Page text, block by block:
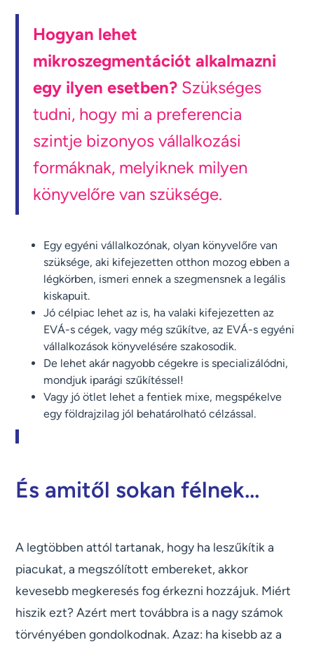
Hogyan lehet
mikroszegmentációt alkalmazni
egy ilyen esetben? Szükséges
tudni, hogy mi a preferencia
szintje bizonyos vállalkozási
formáknak, melyiknek milyen
könyvelőre van szüksége.
Egy egyéni vállalkozónak, olyan könyvelőre van
szüksége, aki kifejezetten otthon mozog ebben a
légkörben, ismeri ennek a szegmensnek a legális
kiskapuit.
Jó célpiac lehet az is, ha valaki kifejezetten az
EVÁ-s cégek, vagy még szűkítve, az EVÁ-s egyéni
vállalkozások könyvelésére szakosodik.
De lehet akár nagyobb cégekre is specializálódni,
mondjuk iparági szűkítéssel!
Vagy jó ötlet lehet a fentiek mixe, megspékelve
egy földrajzilag jól behatárolható célzással.
És amitől sokan félnek...
A legtöbben attól tartanak, hogy ha leszűkítik a
piacukat, a megszólított embereket, akkor
kevesebb megkeresés fog érkezni hozzájuk. Miért
hiszik ezt? Azért mert továbbra is a nagy számok
törvényében gondolkodnak. Azaz: ha kisebb az a